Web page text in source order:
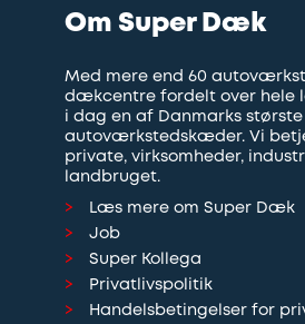
Om Super Dæk
Med mere end 60
dækcentre fordelt over hele
i dag en af Danmarks
autoværkstedskæder. Vi
private, virksomheder,
landbruget.
Læs mere om Super Dæk
Job
Super Kollega
Privatlivspolitik
Handelsbetingelser for